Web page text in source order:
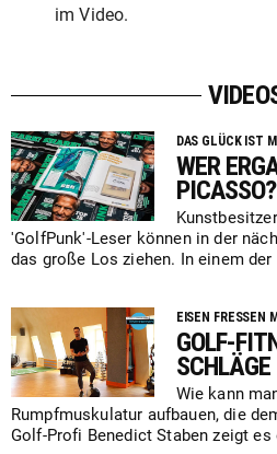
im Video.
DAS GLÜCK IST
WER
PICASSO?
'GolfPunk'-Leser können in der
das große Los ziehen. In einem der
EISEN FRESSEN
GOLF-
SCHLÄGE
Wie kann
Rumpfmuskulatur aufbauen, die
Golf-Profi Benedict Staben zeigt es